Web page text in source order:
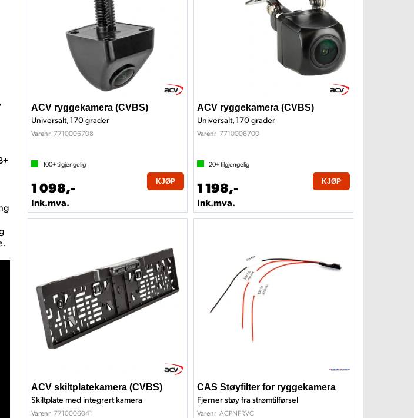
ACV ryggekamera (CVBS)
Universalt, 170 grader
Varenr 7710006708
100+tilgjengelig
1 098,-
Ink.mva.
KJØP
ACV ryggekamera (CVBS)
Universalt, 170 grader
Varenr 7710006700
20+tilgjengelig
1 198,-
Ink.mva.
KJØP
ACV skiltplatekamera (CVBS)
Skiltplate med integrert kamera
Varenr 7710006041
CAS Støyfilter for ryggekamera
Fjerner støy fra strømtilførsel
Varenr ACPNFRVC